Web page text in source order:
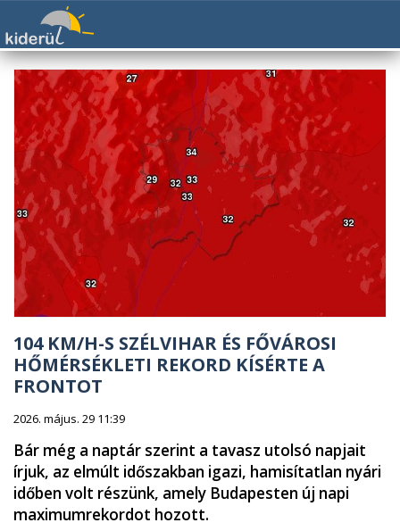
104 KM/H-S SZÉLVIHAR ÉS FŐVÁROSI
HŐMÉRSÉKLETI REKORD KÍSÉRTE A
FRONTOT
2026. május. 29 11:39
Bár még a naptár szerint a tavasz utolsó napjait
írjuk, az elmúlt időszakban igazi, hamisítatlan nyári
időben volt részünk, amely Budapesten új napi
maximumrekordot hozott.